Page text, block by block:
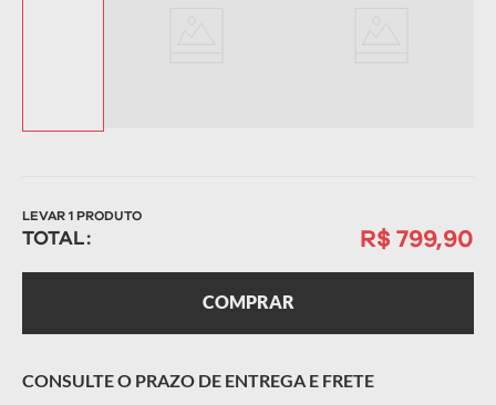
LEVAR 1 PRODUTO
TOTAL: R$ 799,90
COMPRAR